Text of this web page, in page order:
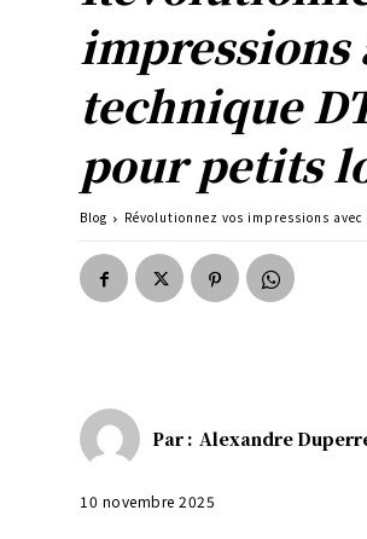
impressions
technique
pour petits
Blog Révolutionnez vos impressions
Par : Alexandre
10 novembre 2025